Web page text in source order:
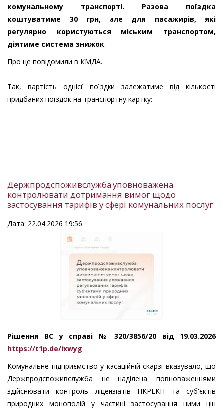
комунальному транспорті. Разова поїздка
коштуватиме 30 грн, але для пасажирів, які
регулярно користуються міським транспортом,
діятиме система знижок.
Про це повідомили в КМДА.
Так, вартість однієї поїздки залежатиме від кількості
придбаних поїздок на транспортну картку:
Держпродспоживслужба уповноважена
контролювати дотримання вимог щодо
застосування тарифів у сфері комунальних послуг
Дата: 22.04.2026 19:56
Рішення ВС у справі № 320/3856/20 від 19.03.2026
https://t1p.de/ixwyg
Комунальне підприємство у касаційній скарзі вказувало, що
Держпродспоживслужба не наділена повноваженнями
здійснювати контроль ліцензіатів НКРЕКП та суб'єктів
природних монополій у частині застосування ними цін